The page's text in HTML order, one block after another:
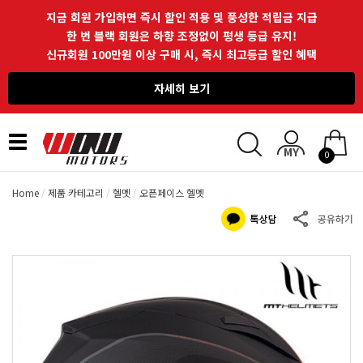
지금 회원 가입하면 즉시 할인 적용 및 풍성한 적립금 지급
한 번 블랙 회원은 하향 조정없이 평생 등급 유지!
신규회원 100만원 이상 구매 시, 즉시 최고등급 할인 혜택
자세히 보기
Toggle
navigation
0
Home 제품 카테고리 헬멧 오픈페이스 헬멧